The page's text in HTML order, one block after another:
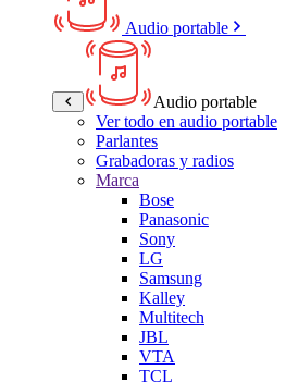
Audio portable
Audio portable
Ver todo en audio portable
Parlantes
Grabadoras y radios
Marca
Bose
Panasonic
Sony
LG
Samsung
Kalley
Multitech
JBL
VTA
TCL